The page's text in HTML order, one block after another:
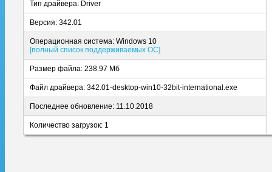
Тип драйвера: Driver
Версия: 342.01
Операционная система: Windows 10
[полный список поддерживаемых ОС]
Размер файла: 238.97 Мб
Файл драйвера: 342.01-desktop-win10-32bit-international.exe
Последнее обновление: 11.10.2018
Количество загрузок: 1